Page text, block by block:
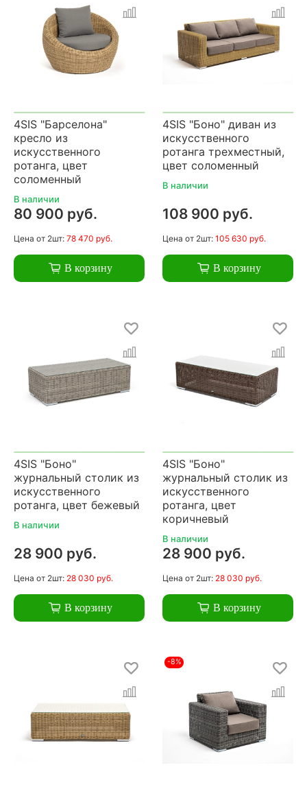
4SIS "Барселона"
кресло из
искусственного
ротанга, цвет
соломенный
В наличии
80 900 руб.
Цена от 2шт: 78 470 руб.
В корзину
4SIS "Боно" диван из
искусственного
ротанга трехместный,
цвет соломенный
В наличии
108 900 руб.
Цена от 2шт: 105 630 руб.
В корзину
4SIS "Боно"
журнальный столик из
искусственного
ротанга, цвет бежевый
В наличии
28 900 руб.
Цена от 2шт: 28 030 руб.
В корзину
4SIS "Боно"
журнальный столик из
искусственного
ротанга, цвет
коричневый
В наличии
28 900 руб.
Цена от 2шт: 28 030 руб.
В корзину
-8%